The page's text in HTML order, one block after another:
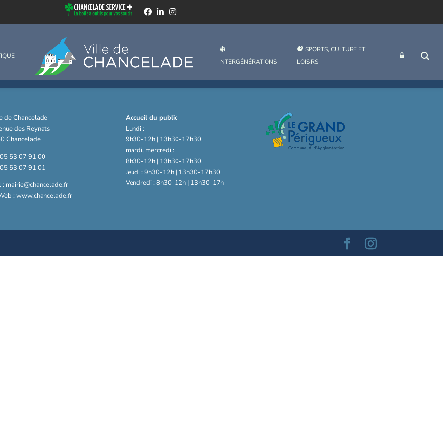
INTERGÉNÉRATIONS
SPORTS, CULTURE ET
LOISIRS
INTRANET
de Chancelade
des Reynats
Chancelade
53 07 91 00
05 53 07 91 01
: mairie@chancelade.fr
: www.chancelade.fr
Accueil du public
Lundi :
9h30-12h | 13h30-17h30
mardi, mercredi :
8h30-12h | 13h30-17h30
Jeudi : 9h30-12h | 13h30-17h30
Vendredi : 8h30-12h | 13h30-17h